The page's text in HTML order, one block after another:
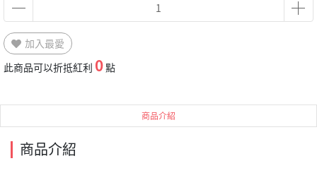
加入最愛
此商品可以折抵紅利 0點
商品介紹
商品介紹